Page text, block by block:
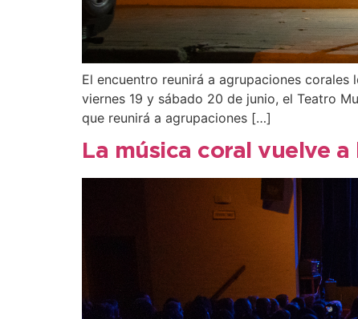
El encuentro reunirá a agrupaciones
viernes 19 y sábado 20 de junio, el Teatro
que reunirá a agrupaciones […]
La música coral vuelve